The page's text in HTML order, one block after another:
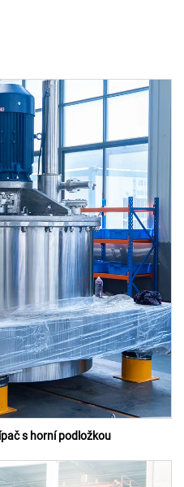
s horní podložkou